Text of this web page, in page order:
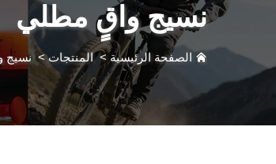
نسيج واقٍ مطلي
الصفحة الرئيسية>المنتجات> نسيج